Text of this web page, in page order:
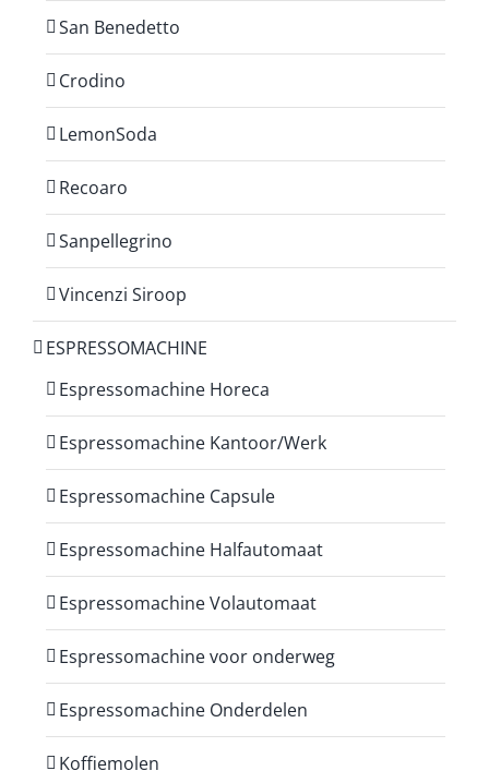
San Benedetto
Crodino
LemonSoda
Recoaro
Sanpellegrino
Vincenzi Siroop
ESPRESSOMACHINE
Espressomachine Horeca
Espressomachine Kantoor/Werk
Espressomachine Capsule
Espressomachine Halfautomaat
Espressomachine Volautomaat
Espressomachine voor onderweg
Espressomachine Onderdelen
Koffiemolen